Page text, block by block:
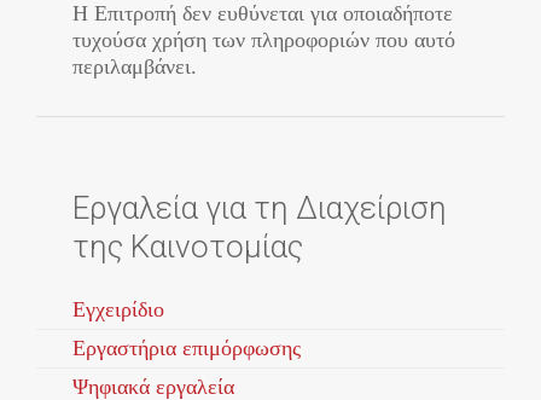
Η Επιτροπή δεν ευθύνεται για οποιαδήποτε
τυχούσα χρήση των πληροφοριών που αυτό
περιλαμβάνει.
Εργαλεία για τη Διαχείριση
της Καινοτομίας
Εγχειρίδιο
Εργαστήρια επιμόρφωσης
Ψηφιακά εργαλεία